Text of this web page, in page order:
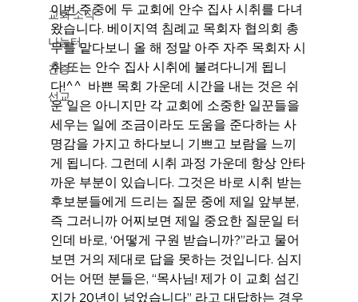
교회 소식
나눔터
간증
선교
이번 주중에 두 교회에 안수 집사 시취를 다녀
왔습니다. 베이지역 침례교 목회자 협의회 총
무를 맡다보니 올 해 정말 아주 자주 목회자 시
취 또는 안수 집사 시취에 불려다니게 됩니
다!^^  바쁜 목회 가운데 시간을 내는 것은 쉬
운 일은 아니지만 각 교회에 소중한 일꾼들을
세우는 일에 조금이라도 도움을 준다하는 사
명감을 가지고 하다보니 기쁘고 보람을 느끼
게 됩니다. 그런데 시취 과정 가운데 항상 안타
까운 부분이 있습니다. 그것은 바로 시취 받는
후보분들에게 드리는 질문 중에 제일 앞부분,
즉 그러니까 어찌보면 제일 중요한 질문일 터
인데 바로, ‘어떻게 구원 받습니까?”라고 물어
보면 거의 제대로 답을 못하는 것입니다. 심지
어는 어떤 분들은, “목사님! 제가 이 교회 섬긴
지가 20년이 넘었습니다” 라고 대답하는 경우